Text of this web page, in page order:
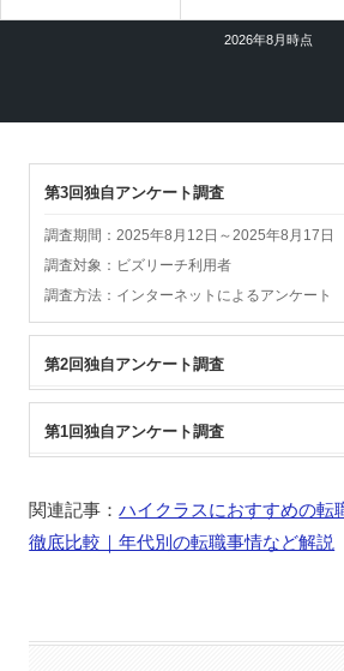
2026年8月時点
第3回独自アンケート調査
調査期間：2025年8月12日～2025年8月17日
調査対象：ビズリーチ利用者
調査方法：インターネットによるアンケート
第2回独自アンケート調査
第1回独自アンケート調査
関連記事：ハイクラスにおすすめの転
徹底比較｜年代別の転職事情など解説